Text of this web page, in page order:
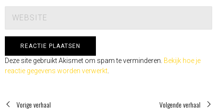
Deze site gebruikt Akismet om spam te verminderen. Bekijk hoe je
reactie gegevens worden verwerkt
Vorige verhaal Volgende verhaal